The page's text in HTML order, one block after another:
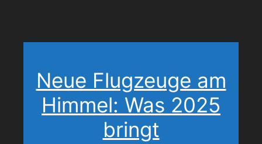
Neue Flugzeuge am
Himmel: Was 2025
bringt